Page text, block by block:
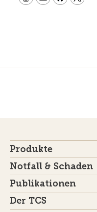
Produkte
Notfall & Schaden
Publikationen
Der TCS